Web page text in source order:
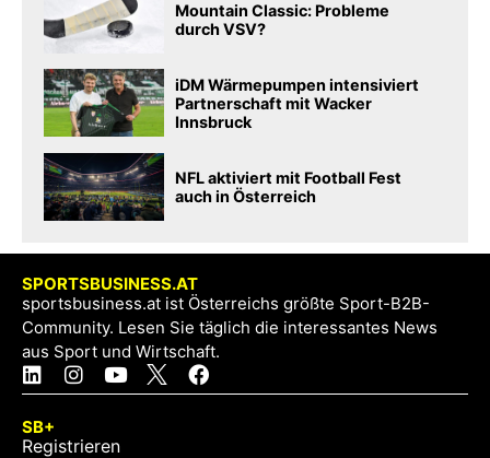
Mountain Classic: Probleme
durch VSV?
iDM Wärmepumpen intensiviert
Partnerschaft mit Wacker
Innsbruck
NFL aktiviert mit Football Fest
auch in Österreich
SPORTSBUSINESS.AT
sportsbusiness.at ist Österreichs größte Sport-B2B-
Community. Lesen Sie täglich die interessantes News
aus Sport und Wirtschaft.
SB+
Registrieren